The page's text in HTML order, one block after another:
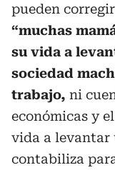
pueden
“muchas
su vida a
sociedad
trabajo, ni
económicas y
vida a levantar
contabiliza